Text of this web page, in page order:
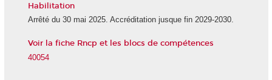
Habilitation
Arrêté du 30 mai 2025. Accréditation jusque fin 2029-2030.
Voir la fiche Rncp et les blocs de compétences
40054